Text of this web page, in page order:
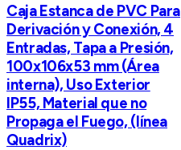
Caja Estanca de PVC Para
Derivación y Conexión, 4
Entradas, Tapa a Presión,
100x106x53 mm (Área
interna), Uso Exterior
IP55, Material que no
Propaga el Fuego, (línea
Quadrix)